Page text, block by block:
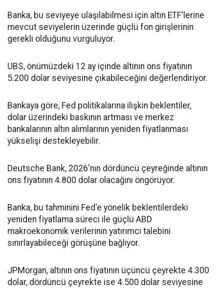
Banka, bu seviyeye ulaşılabilmesi için altın ETF'lerine
mevcut seviyelerin üzerinde güçlü fon girişlerinin
gerekli olduğunu vurguluyor.
UBS, önümüzdeki 12 ay içinde altının ons fiyatının
5.200 dolar seviyesine çıkabileceğini değerlendiriyor.
Bankaya göre, Fed politikalarına ilişkin beklentiler,
dolar üzerindeki baskının artması ve merkez
bankalarının altın alımlarının yeniden fiyatlanması
yükselişi destekleyebilir.
Deutsche Bank, 2026'nın dördüncü çeyreğinde altının
ons fiyatının 4.800 dolar olacağını öngörüyor.
Banka, bu tahminini Fed'e yönelik beklentilerdeki
yeniden fiyatlama süreci ile güçlü ABD
makroekonomik verilerinin yatırımcı talebini
sınırlayabileceği görüşüne bağlıyor.
JPMorgan, altının ons fiyatının üçüncü çeyrekte 4.300
dolar, dördüncü çeyrekte ise 4.500 dolar seviyesine